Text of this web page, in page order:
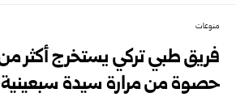
منوعات
حصوة من مرارة سيدة سبعينية